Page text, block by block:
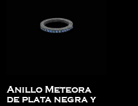
Anillo Meteora
de plata negra y